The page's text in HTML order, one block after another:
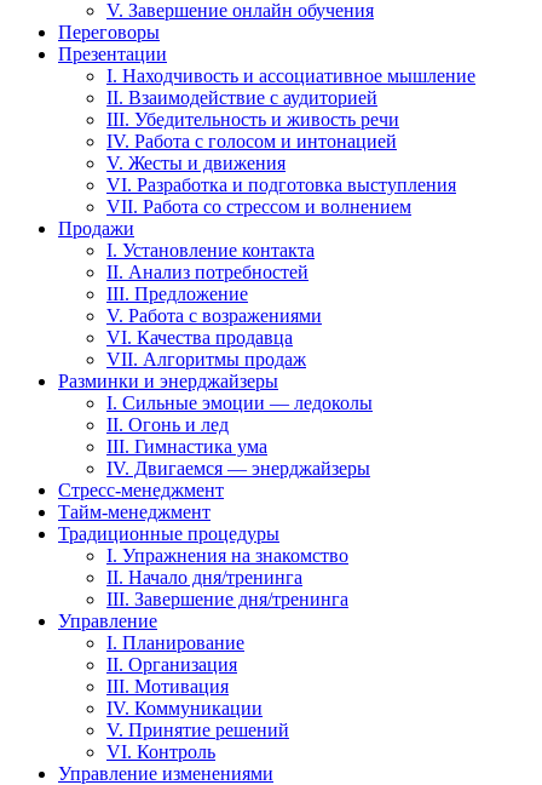
V. Завершение онлайн обучения
Переговоры
Презентации
I. Находчивость и ассоциативное мышление
II. Взаимодействие с аудиторией
III. Убедительность и живость речи
IV. Работа с голосом и интонацией
V. Жесты и движения
VI. Разработка и подготовка выступления
VII. Работа со стрессом и волнением
Продажи
I. Установление контакта
II. Анализ потребностей
III. Предложение
V. Работа с возражениями
VI. Качества продавца
VII. Алгоритмы продаж
Разминки и энерджайзеры
I. Сильные эмоции — ледоколы
II. Огонь и лед
III. Гимнастика ума
IV. Двигаемся — энерджайзеры
Стресс-менеджмент
Тайм-менеджмент
Традиционные процедуры
I. Упражнения на знакомство
II. Начало дня/тренинга
III. Завершение дня/тренинга
Управление
I. Планирование
II. Организация
III. Мотивация
IV. Коммуникации
V. Принятие решений
VI. Контроль
Управление изменениями